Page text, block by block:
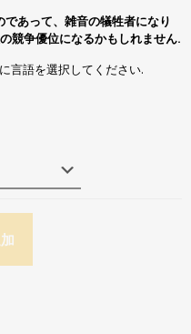
あって、雑音の犠牲者になり
競争優位になるかもしれません.
言語を選択してください.